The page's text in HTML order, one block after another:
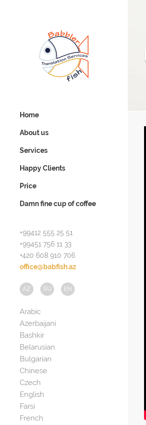
Home
About us
Services
Happy Clients
Price
Damn fine cup of coffee
+99412 555 25 51
+99451 756 11 33
+420 608 910 706
office@babfish.az
AZ RU EN
Arabic
Azerbaijani
Bashkir
Belarusian
Bulgarian
Chinese
Czech
English
Farsi
French